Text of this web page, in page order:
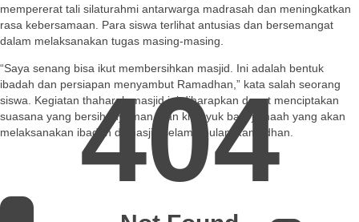
mempererat tali silaturahmi antarwarga madrasah dan meningkatkan
rasa kebersamaan. Para siswa terlihat antusias dan bersemangat
dalam melaksanakan tugas masing-masing.
“Saya senang bisa ikut membersihkan masjid. Ini adalah bentuk
ibadah dan persiapan menyambut Ramadhan,” kata salah seorang
siswa. Kegiatan thaharah masjid ini diharapkan dapat menciptakan
suasana yang bersih, nyaman, dan khusyuk bagi jamaah yang akan
melaksanakan ibadah di masjid selama bulan Ramadhan.
404